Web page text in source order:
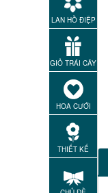
LAN HỒ ĐIỆP
GIỎ TRÁI CÂY
HOA CƯỚI
THIẾT KẾ